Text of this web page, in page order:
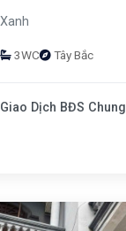
3WC Tây Bắc
Dịch BĐS Chung